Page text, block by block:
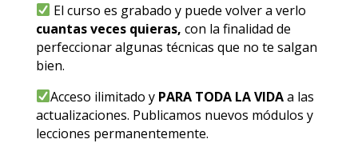
El curso es grabado y puede volver a verlo
cuantas veces quieras, con la finalidad de
perfeccionar algunas técnicas que no te salgan
bien.
Acceso ilimitado y PARA TODA LA VIDAa las
actualizaciones. Publicamos nuevos módulos y
lecciones permanentemente.